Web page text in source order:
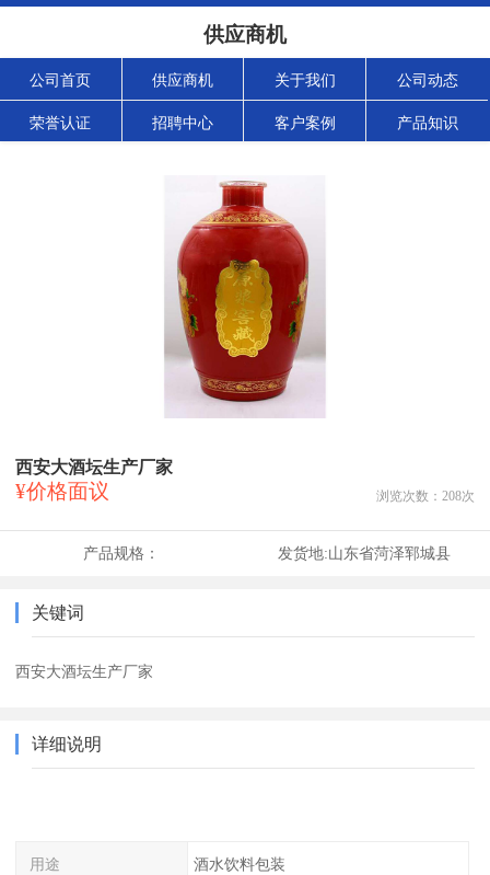
供应商机
公司首页 供应商机 关于我们 公司动态
荣誉认证 招聘中心 客户案例 产品知识
西安大酒坛生产厂家
¥价格面议 浏览次数： 208次
产品规格： 发货地:山东省菏泽郓城县
关键词
西安大酒坛生产厂家
详细说明
用途 酒水饮料包装